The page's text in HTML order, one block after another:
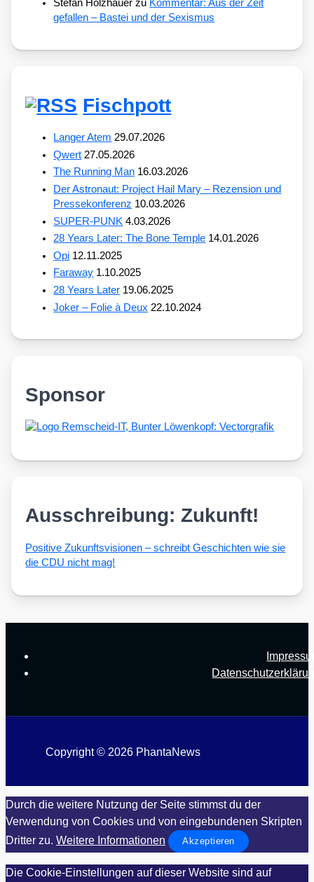
Stefan Holzhauer zu Kommentar: Aus der Zeit
gefallen – Bastei und der Sexismus
Fischpott
Langer Atem 29.07.2026
Qwert 27.05.2026
The Running Man 16.03.2026
Der Astronaut: Project Hail Mary – Rezension und
Pressekonferenz 10.03.2026
SUPER-PUNK 4.03.2026
28 Years Later: The Bone Temple 14.01.2026
Opi 12.11.2025
Faraway 1.10.2025
28 Years Later 19.06.2025
Joker – Folie à Deux 22.10.2024
Sponsor
Ausschreibung: Zukunft!
Posi­ti­ve Zukunfts­vi­sio­nen – schreibt Geschich­ten wie sie
die CDU nicht mag!
Copyright © 2026 PhantaNews
Durch die weitere Nutzung der Seite stimmst du der
Verwendung von Cookies und von eingebundenen Skripten
Dritter zu. Weitere Informationen Akzeptieren
Die Cookie-Einstellungen auf dieser Website sind auf